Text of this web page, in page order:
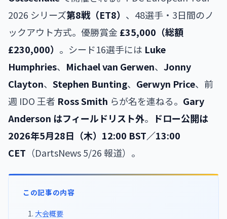
2026 シリーズ第8戦（ET8） 、48選手・3日間のノ
ックアウト方式。優勝賞金 £35,000（総額
£230,000） 。シード16選手には Luke
Humphries、 Michael van Gerwen、 Jonny
Clayton、 Stephen Bunting、 Gerwyn Price、前
週 IDO 王者 Ross Smith らが名を連ねる。 Gary
Anderson はフィールドリスト外。
ドロー公開は
2026年5月28日（木）12:00 BST／13:00
CET （DartsNews 5/26 報道）。
この記事の内容
大会概要